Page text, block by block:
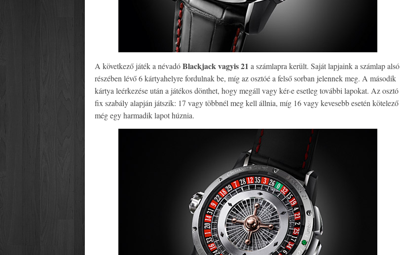
A következő játék a névadóBlackjack vagyis 21 a számlapra került. Saját lapjaink a számlap alsó
részében lévő 6 kártyahelyre fordulnak be, míg az osztóé a felső sorban jelennek meg. A második
kártya leérkezése után a játékos dönthet, hogy megáll vagy kér-e esetleg további lapokat. Az osztó
fix szabály alapján játszik: 17 vagy többnél meg kell állnia, míg 16 vagy kevesebb esetén kötelező
még egy harmadik lapot húznia.